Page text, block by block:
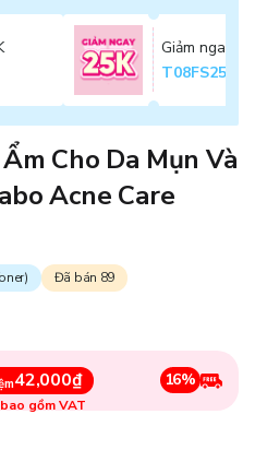
Giảm ngay
T08FS25K
Cho Da Mụn Và
Acne Care
Đã bán 89
42,000₫
gồm VAT
16%